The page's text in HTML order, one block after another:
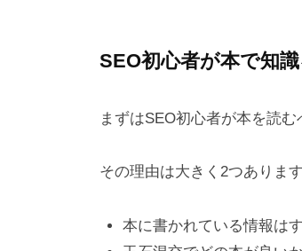
SEO初心者が本で知
まずはSEO初心者が本を読
その理由は大きく2つあります
本に書かれている情報は